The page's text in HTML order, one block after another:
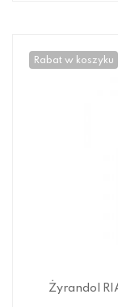
Rabat w koszyku
Żyrandol